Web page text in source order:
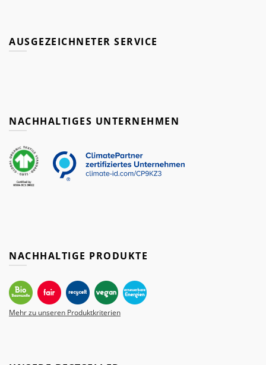
AUSGEZEICHNETER SERVICE
NACHHALTIGES UNTERNEHMEN
NACHHALTIGE PRODUKTE
Mehr zu unseren Produktkriterien